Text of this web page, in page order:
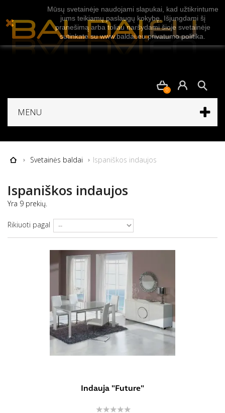
0
MENU
Svetainės baldai Ispaniškos indaujos
Ispaniškos indaujos
Yra 9 prekių.
Rikiuoti pagal
Indauja "Future"
Mūsų svetainėje naudojami slapukai, kad užtikrintume
jums teikiamų paslaugų kokybę. Išjungdami šį
pranešimą arba toliau naršydami šioje svetainėje
sutinkate su www.baldai.eu privatumo politika.